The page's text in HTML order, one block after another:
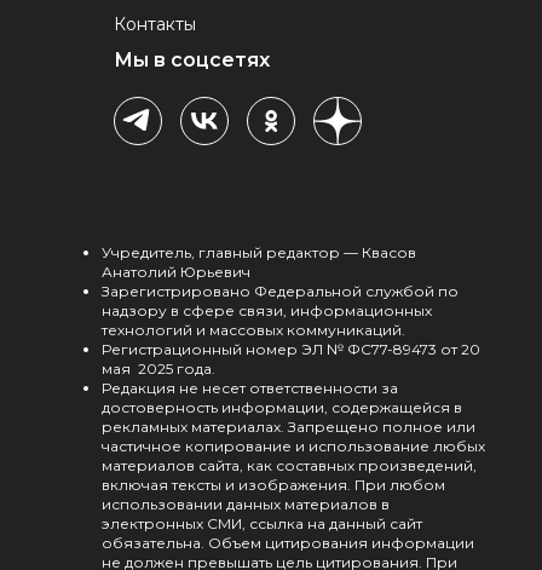
Контакты
Мы в соцсетях
Учредитель, главный редактор — Квасов
Анатолий Юрьевич
Зарегистрировано Федеральной службой по
надзору в сфере связи, информационных
технологий и массовых коммуникаций.
Регистрационный номер ЭЛ № ФС77-89473 от 20
мая 2025 года.
Редакция не несет ответственности за
достоверность информации, содержащейся в
рекламных материалах. Запрещено полное или
частичное копирование и использование любых
материалов сайта, как составных произведений,
включая тексты и изображения. При любом
использовании данных материалов в
электронных СМИ, ссылка на данный сайт
обязательна. Объем цитирования информации
не должен превышать цель цитирования. При